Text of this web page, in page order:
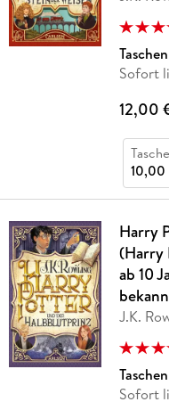
Sofort
12,00
10,00
Harry
(Harry
ab 10
J.K.
Sofort